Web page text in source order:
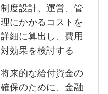
制度設計、運営、管
理にかかるコストを
詳細に算出し、費用
対効果を検討する
将来的な給付資金の
確保のために、金融